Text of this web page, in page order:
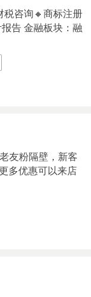
税咨询🔸商标注册
告 金融板块：融
友粉隔壁，新客
多优惠可以来店